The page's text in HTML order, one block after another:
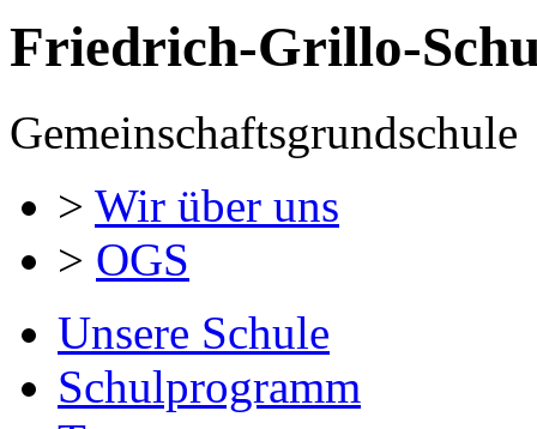
Friedrich-Grillo-
Gemeinschaftsgrundschule
> Wir über uns
> OGS
Unsere Schule
Schulprogramm